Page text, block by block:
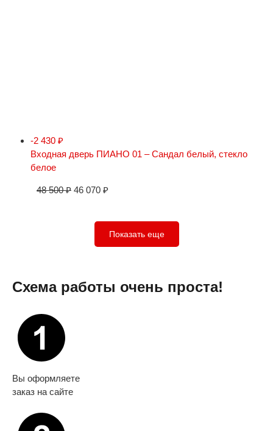
-2 430 ₽
Входная дверь ПИАНО 01 – Сандал белый, стекло
белое
48 500₽ 46 070 ₽
Показать еще
Схема работы очень проста!
Вы оформляете
заказ на сайте